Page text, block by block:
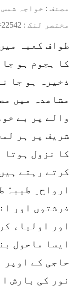
مصنف : خواجہ
مختصر لنک :
طواف کعبہ
کا ہجوم ہو
ذخیرہ ہو جا
مشاھدہ میں
والے پر بے
شریف پر ہر
کا نزول ہوتا
کرتے رہتے
ارواح ِ طیبہّ
فرشتوں اور
اور اولیاء
ایسا ماحول
حاجی کے اوپر
نور کی بارش